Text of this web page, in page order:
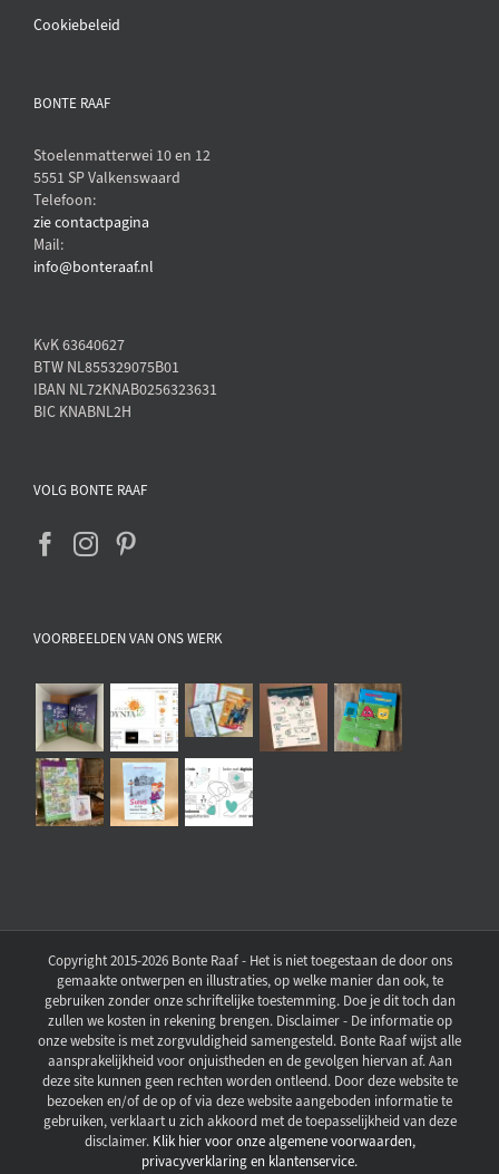
Cookiebeleid
BONTE RAAF
Stoelenmatterwei 10 en 12
5551 SP Valkenswaard
Telefoon:
zie contactpagina
Mail:
info@bonteraaf.nl
KvK 63640627
BTW NL855329075B01
IBAN NL72KNAB0256323631
BIC KNABNL2H
VOLG BONTE RAAF
VOORBEELDEN VAN ONS WERK
Copyright 2015-2026 Bonte Raaf - Het is niet toegestaan de door ons
gemaakte ontwerpen en illustraties, op welke manier dan ook, te
gebruiken zonder onze schriftelijke toestemming. Doe je dit toch dan
zullen we kosten in rekening brengen. Disclaimer - De informatie op
onze website is met zorgvuldigheid samengesteld. Bonte Raaf wijst alle
aansprakelijkheid voor onjuistheden en de gevolgen hiervan af. Aan
deze site kunnen geen rechten worden ontleend. Door deze website te
bezoeken en/of de op of via deze website aangeboden informatie te
gebruiken, verklaart u zich akkoord met de toepasselijkheid van deze
disclaimer. Klik hier voor onze algemene voorwaarden,
privacyverklaring en klantenservice.